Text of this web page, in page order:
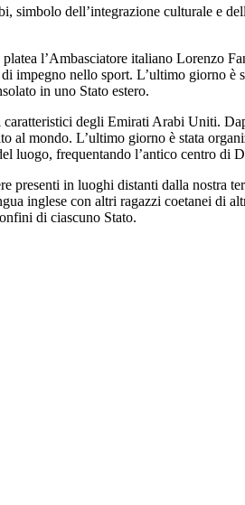
dell’integrazione culturale e
l’Ambasciatore italiano Lorenzo
nello sport. L’ultimo giorno è
in uno Stato estero.
degli Emirati Arabi Uniti.
mondo. L’ultimo giorno è stata
luogo, frequentando l’antico centro di
presenti in luoghi distanti dalla nostra
inglese con altri ragazzi coetanei di
di ciascuno Stato.